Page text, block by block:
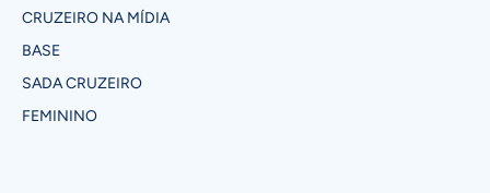
CRUZEIRO NA MÍDIA
BASE
SADA CRUZEIRO
FEMININO